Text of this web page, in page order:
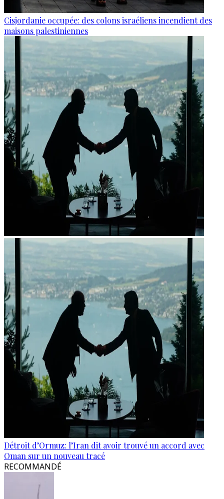
Cisjordanie occupée: des colons israéliens incendient des
maisons palestiniennes
Détroit d’Ormuz: l’Iran dit avoir trouvé un accord avec
Oman sur un nouveau tracé
RECOMMANDÉ